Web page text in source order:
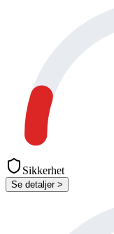
Sikkerhet
Se detaljer >